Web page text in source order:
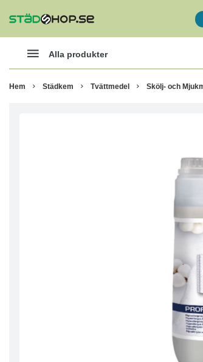
Alla produkter
Hem Städkem Tvättmedel Skölj- och